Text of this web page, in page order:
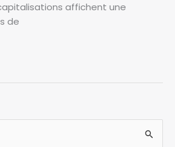
affichent une
de